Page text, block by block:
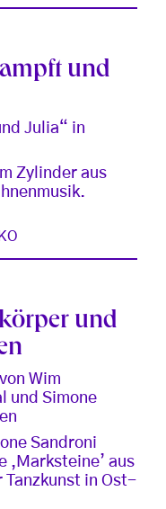
und
Julia“ in
Zylinder aus
und
Wim
und Simone
Sandroni
aus
in Ost-